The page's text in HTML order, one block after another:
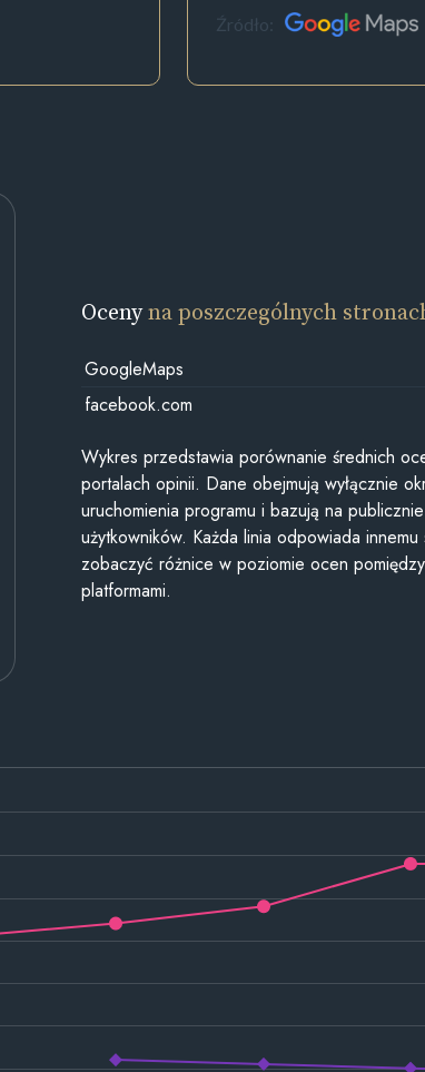
Źródło:
Ocenyna poszczególnych
GoogleMaps
facebook.com
Wykres przedstawia porównanie średnich
portalach opinii. Dane obejmują wyłącznie
uruchomienia programu i bazują na
użytkowników. Każda linia odpowiada
zobaczyć różnice w poziomie ocen
platformami.